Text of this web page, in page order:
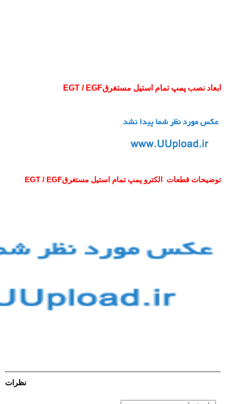
ابعاد نصب پمپ تمام استیل مستغرقEGT / EGF
توضیحات قطعات الکترو پمپ تمام استیل مستغرقEGT / EGF
نظرات